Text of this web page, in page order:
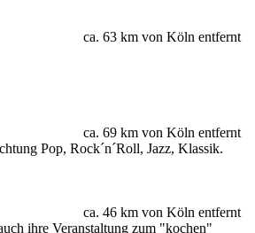
ca. 63 km von Köln entfernt
ca. 69 km von Köln entfernt
Pop, Rock´n´Roll, Jazz, Klassik.
ca. 46 km von Köln entfernt
ihre Veranstaltung zum "kochen"